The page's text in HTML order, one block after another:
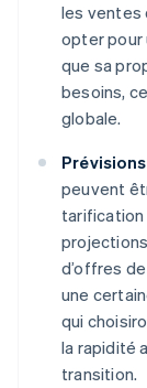
les ventes
opter pour
que sa
besoins,
globale.
peuvent
tarification
d’offres
une
qui
la rapidité
transition.